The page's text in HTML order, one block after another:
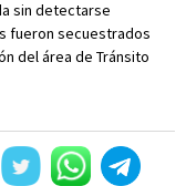
sin detectarse
fueron secuestrados
del área de Tránsito